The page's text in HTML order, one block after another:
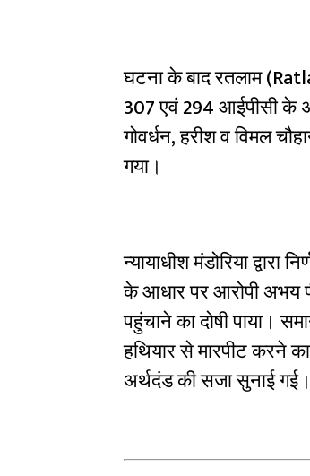
घटना के बाद रतलाम
307 एवं 294 आईपीसी के
गोवर्धन, हरीश व विमल
गया।
न्यायाधीश मंडोरिया द्वारा
के आधार पर आरोपी अभय
पहुंचाने का दोषी पाया।
हथियार से मारपीट करने
अर्थदंड की सजा सुनाई गई।